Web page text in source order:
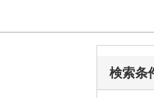
検索条